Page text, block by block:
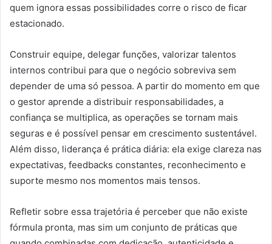
quem ignora essas possibilidades corre o risco de ficar
estacionado.
Construir equipe, delegar funções, valorizar talentos
internos contribui para que o negócio sobreviva sem
depender de uma só pessoa. A partir do momento em que
o gestor aprende a distribuir responsabilidades, a
confiança se multiplica, as operações se tornam mais
seguras e é possível pensar em crescimento sustentável.
Além disso, liderança é prática diária: ela exige clareza nas
expectativas, feedbacks constantes, reconhecimento e
suporte mesmo nos momentos mais tensos.
Refletir sobre essa trajetória é perceber que não existe
fórmula pronta, mas sim um conjunto de práticas que